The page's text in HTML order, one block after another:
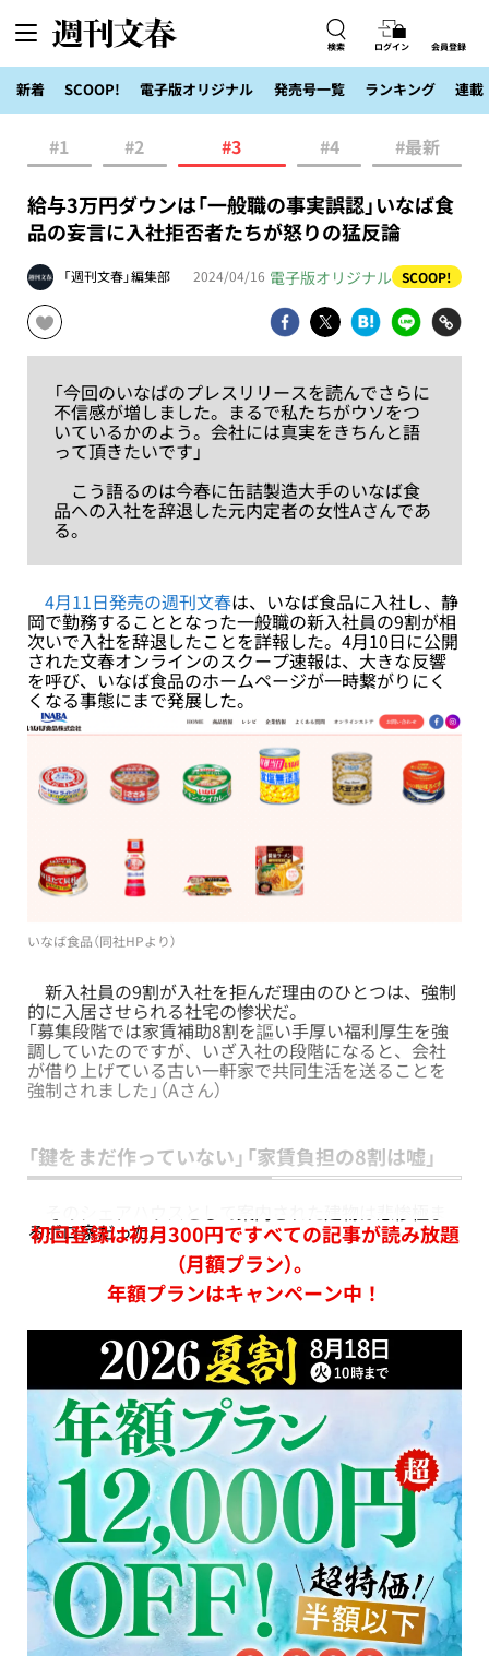
検索 ログイン 会員登録
新着 SCOOP! 電子版オリジナル 発売号一覧 ランキング 連載
#1 #2 #3 #4 #最新
給与3万円ダウンは「一般職の事実誤認」いなば食
品の妄言に入社拒否者たちが怒りの猛反論
「週刊文春」編集部 2024/04/16 電子版オリジナル SCOOP!
「今回のいなばのプレスリリースを読んでさらに
不信感が増しました。まるで私たちがウソをつ
いているかのよう。会社には真実をきちんと語
って頂きたいです」
こう語るのは今春に缶詰製造大手のいなば食
品への入社を辞退した元内定者の女性Aさんであ
る。
4月11日発売の週刊文春は、いなば食品に入社し、静
岡で勤務することとなった一般職の新入社員の9割が相
次いで入社を辞退したことを詳報した。4月10日に公開
された文春オンラインのスクープ速報は、大きな反響
を呼び、いなば食品のホームページが一時繋がりにく
くなる事態にまで発展した。
いなば食品（同社HPより）
新入社員の9割が入社を拒んだ理由のひとつは、強制
的に入居させられる社宅の惨状だ。
「募集段階では家賃補助8割を謳い手厚い福利厚生を強
調していたのですが、いざ入社の段階になると、会社
が借り上げている古い一軒家で共同生活を送ることを
強制されました」（Aさん）
「鍵をまだ作っていない」「家賃負担の8割は嘘」
るボロ家だった。
初回登録は初月300円ですべての記事が読み放題
（月額プラン）。
年額プランはキャンペーン中！